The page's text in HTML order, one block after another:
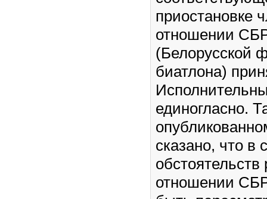
приостановке
отношении
(Белорусской
биатлона)
единогласно.
сказано, что в
отношении